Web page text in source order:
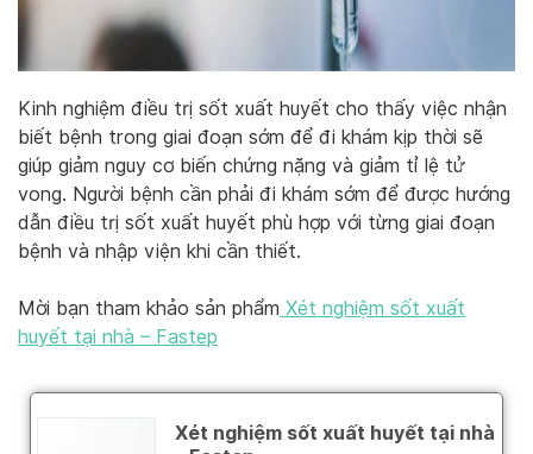
Kinh nghiệm điều trị sốt xuất huyết cho thấy việc nhận
biết bệnh trong giai đoạn sớm để đi khám kịp thời sẽ
giúp giảm nguy cơ biến chứng nặng và giảm tỉ lệ tử
vong. Người bệnh cần phải đi khám sớm để được hướng
dẫn điều trị sốt xuất huyết phù hợp với từng giai đoạn
bệnh và nhập viện khi cần thiết.
Mời bạn tham khảo sản phẩm Xét nghiệm sốt xuất
huyết tại nhà – Fastep